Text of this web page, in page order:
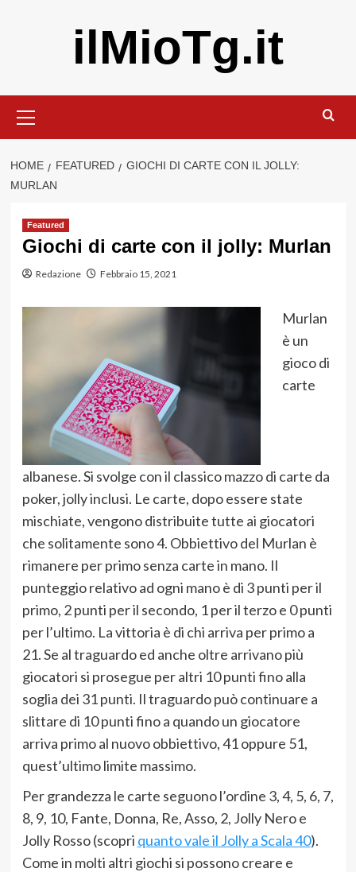
ilMioTg.it
principale
HOME FEATURED
GIOCHI DI CARTE CON IL JOLLY:
MURLAN
Featured
Giochi di carte con il jolly: Murlan
Redazione Febbraio 15, 2021
Murlan
è un
gioco di
carte
albanese. Si svolge con il classico mazzo di carte da
poker, jolly inclusi. Le carte, dopo essere state
mischiate, vengono distribuite tutte ai giocatori
che solitamente sono 4. Obbiettivo del Murlan è
rimanere per primo senza carte in mano. Il
punteggio relativo ad ogni mano è di 3 punti per il
primo, 2 punti per il secondo, 1 per il terzo e 0 punti
per l’ultimo. La vittoria è di chi arriva per primo a
21. Se al traguardo ed anche oltre arrivano più
giocatori si prosegue per altri 10 punti fino alla
soglia dei 31 punti. Il traguardo può continuare a
slittare di 10 punti fino a quando un giocatore
arriva primo al nuovo obbiettivo, 41 oppure 51,
quest’ultimo limite massimo.
Per grandezza le carte seguono l’ordine 3, 4, 5, 6, 7,
8, 9, 10, Fante, Donna, Re, Asso, 2, Jolly Nero e
Jolly Rosso (scopri quanto vale il Jolly a Scala 40).
Come in molti altri giochi si possono creare e